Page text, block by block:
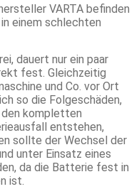
VARTA befinden
einem schlechten
dauert nur ein paar
fest. Gleichzeitig
und Co. vor Ort
so die Folgeschäden,
den kompletten
entstehen,
sollte der Wechsel der
unter Einsatz eines
da die Batterie fest in
ist.